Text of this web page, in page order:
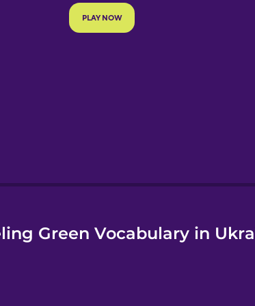
Green Vocabulary in